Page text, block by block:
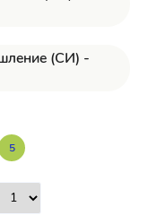
(СИ) -
5